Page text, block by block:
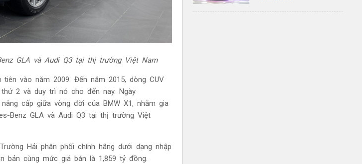
GLA và Audi Q3 tại thị trường Việt Nam
vào năm 2009. Đến năm 2015, dòng CUV
2 và duy trì nó cho đến nay. Ngày
cấp giữa vòng đời của BMW X1, nhằm gia
Benz GLA và Audi Q3 tại thị trường Việt
Hải phân phối chính hãng dưới dạng nhập
bản cùng mức giá bán là 1,859 tỷ đồng.